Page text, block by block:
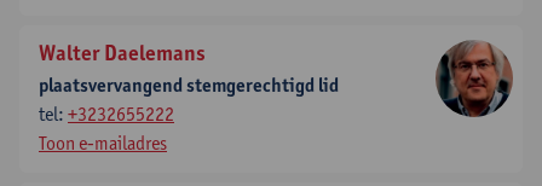
Walter Daelemans
plaatsvervangend stemgerechtigd lid
tel: +3232655222
Toon e-mailadres